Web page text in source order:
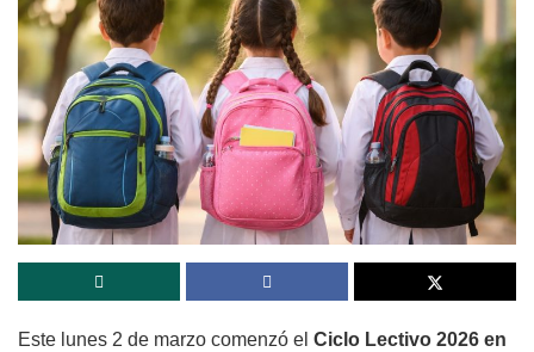
Este lunes 2 de marzo comenzó el Ciclo Lectivo 2026 en